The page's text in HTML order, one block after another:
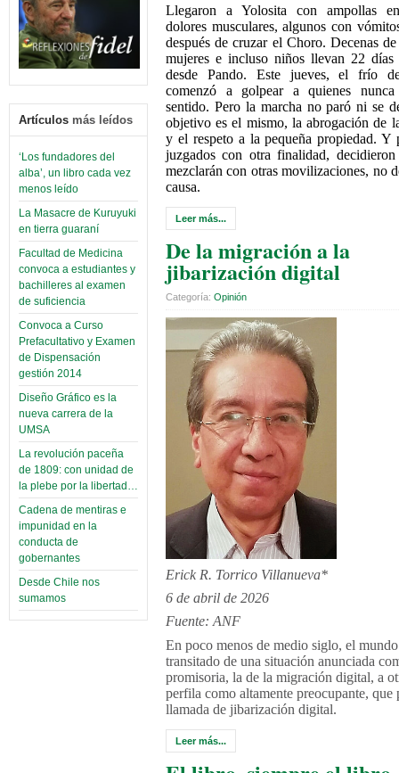
Artículos más leídos
‘Los fundadores del
alba’, un libro cada vez
menos leído
La Masacre de Kuruyuki
en tierra guaraní
Facultad de Medicina
convoca a estudiantes y
bachilleres al examen
de suficiencia
Convoca a Curso
Prefacultativo y Examen
de Dispensación
gestión 2014
Diseño Gráfico es la
nueva carrera de la
UMSA
La revolución paceña
de 1809: con unidad de
la plebe por la libertad…
Cadena de mentiras e
impunidad en la
conducta de
gobernantes
Desde Chile nos
sumamos
Llegaron a Yolosita con ampollas
dolores musculares, algunos con
después de cruzar el Choro. Decenas
mujeres e incluso niños llevan 22 días
desde Pando. Este jueves, el frío
comenzó a golpear a quienes
sentido. Pero la marcha no paró ni se
objetivo es el mismo, la abrogación de
y el respeto a la pequeña propiedad. Y
juzgados con otra finalidad,
mezclarán con otras movilizaciones, no
causa.
Leer más...
De la migración a la
jibarización digital
Categoría: Opinión
Erick R. Torrico Villanueva*
6 de abril de 2026
Fuente: ANF
En poco menos de medio siglo, el
transitado de una situación anunciada
promisoria, la de la migración digital, a
perfila como altamente preocupante, que
llamada de jibarización digital.
Leer más...